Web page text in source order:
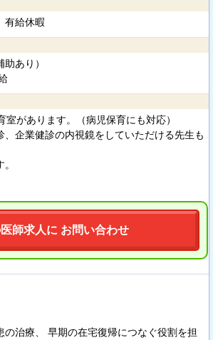
有給休暇
あり）
室があります。（病児保育にも対応）
、企業健診の内視鏡をしていただける先生も
師求人に お問い合わせ
の治療、 早期の在宅復帰につなぐ役割を担